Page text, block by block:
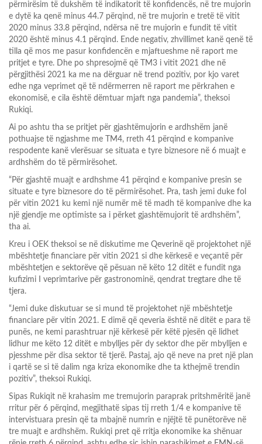
përmirësim të dukshëm të indikatorit të konfidencës, në tre mujorin
e dytë ka qenë minus 44.7 përqind, në tre mujorin e tretë të vitit
2020 minus 33.8 përqind, ndërsa në tre mujorin e fundit të vitit
2020 është minus 4.1 përqind. Ende negativ, zhvillimet kanë qenë të
tilla që mos me pasur konfidencën e mjaftueshme në raport me
pritjet e tyre. Dhe po shpresojmë që TM3 i vitit 2021 dhe në
përgjithësi 2021 ka me na dërguar në trend pozitiv, por kjo varet
edhe nga veprimet që të ndërmerren në raport me përkrahen e
ekonomisë, e cila është dëmtuar mjaft nga pandemia”, theksoi
Rukiqi.
Ai po ashtu tha se pritjet për gjashtëmujorin e ardhshëm janë
pothuajse të ngjashme me TM4, rreth 41 përqind e kompanive
respodente kanë vlerësuar se situata e tyre biznesore në 6 muajt e
ardhshëm do të përmirësohet.
“Për gjashtë muajt e ardhshme 41 përqind e kompanive presin se
situate e tyre biznesore do të përmirësohet. Pra, tash jemi duke fol
për vitin 2021 ku kemi një numër më të madh të kompanive dhe ka
një gjendje me optimiste sa i përket gjashtëmujorit të ardhshëm”,
tha ai.
Kreu i OEK theksoi se në diskutime me Qeverinë që projektohet një
mbështetje financiare për vitin 2021 si dhe kërkesë e veçantë për
mbështetjen e sektorëve që pësuan në këto 12 ditët e fundit nga
kufizimi I veprimtarive për gastronominë, qendrat tregtare dhe të
tjera.
“Jemi duke diskutuar se si mund të projektohet një mbështetje
financiare për vitin 2021. E dimë që qeveria është në ditët e para të
punës, ne kemi parashtruar një kërkesë për këtë pjesën që lidhet
lidhur me këto 12 ditët e mbylljes për dy sektor dhe për mbylljen e
pjesshme për disa sektor të tjerë. Pastaj, ajo që neve na pret një plan
i qartë se si të dalim nga kriza ekonomike dhe ta kthejmë trendin
pozitiv”, theksoi Rukiqi.
Sipas Rukiqit në krahasim me tremujorin paraprak pritshmëritë janë
rritur për 6 përqind, megjithatë sipas tij rreth 1/4 e kompanive të
intervistuara presin që ta mbajnë numrin e njëjtë të punëtorëve në
tre muajt e ardhshëm. Rukiqi pret që rritja ekonomike ka shënuar